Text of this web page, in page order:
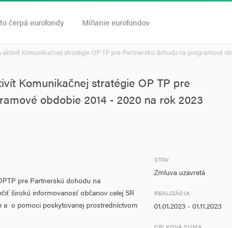
čerpá eurofondy Míňanie eurofondov
Komunikačnej stratégie OP TP pre Partnerskú dohodu na programové
Komunikačnej stratégie OP TP pre
obdobie 2014 - 2020 na rok 2023
pre Partnerskú dohodu na
širokú informovanosť občanov celej SR
a o pomoci poskytovanej prostredníctvom
STAV
Zmluva uzavretá
REALIZÁCIA
01.01.2023 - 01.11.2023